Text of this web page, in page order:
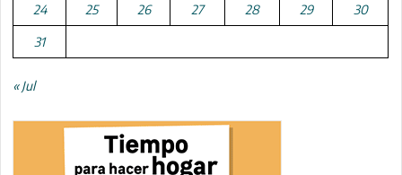
24 25 26 27 28 29 30
31
« Jul